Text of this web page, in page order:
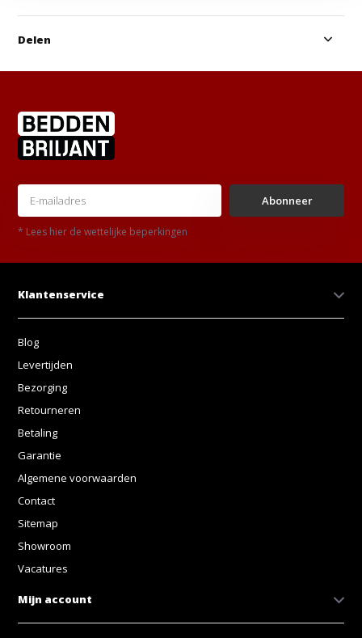
Delen
Abonneer
* Lees hier de wettelijke beperkingen
Klantenservice
Blog
Levertijden
Bezorging
Retourneren
Betaling
Garantie
Algemene voorwaarden
Contact
Sitemap
Showroom
Vacatures
Mijn account